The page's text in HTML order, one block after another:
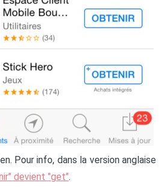
Pour info, dans la version anglaise
devient "get".